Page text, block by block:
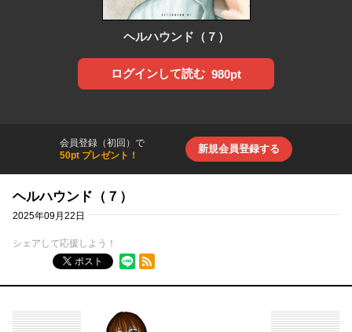
ヘルハウンド（７）
ログインして読む 980pt
会員登録（初回）で
50pt プレゼント！
新規会員登録する
ヘルハウンド（７）
2025年09月22日
シェアして応援しよう！
ポスト
RSSフィード